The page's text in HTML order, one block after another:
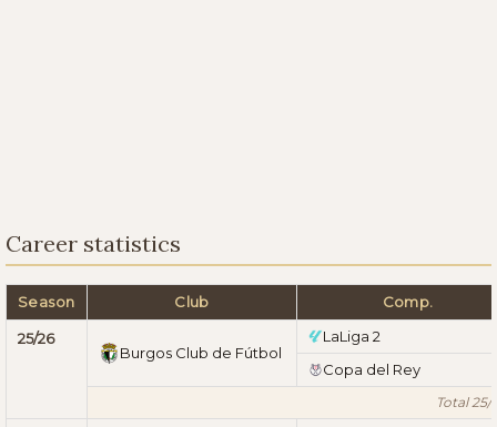
Career statistics
Season Club Comp.
25/26
Burgos Club de Fútbol
LaLiga 2
Copa del Rey
Total 25/